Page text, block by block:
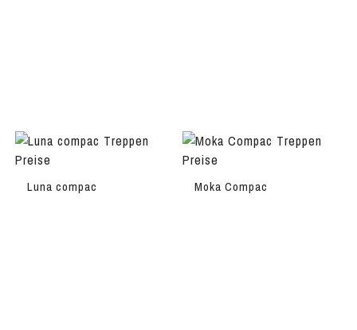
Luna compac Moka Compac